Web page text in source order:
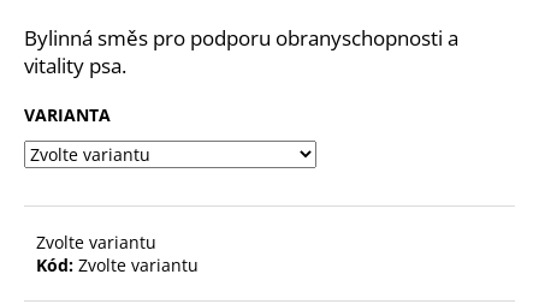
Bylinná směs pro podporu obranyschopnosti a
vitality psa.
VARIANTA
Zvolte variantu
Kód: Zvolte variantu
a
j
t
?
HLEDAT